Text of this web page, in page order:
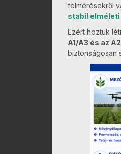
felmérésekről
stabil elméleti
Ezért hoztuk
A1/A3 és az
biztonságosan